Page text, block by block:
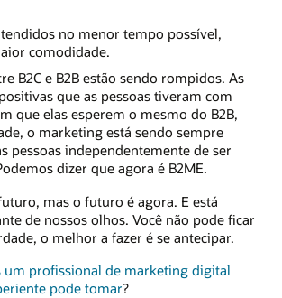
no menor tempo possível,
comodidade.
B2C e B2B estão sendo rompidos. As
que as pessoas tiveram com
que elas esperem o mesmo do B2B,
o marketing está sendo sempre
pessoas independentemente de ser
dizer que agora é B2ME.
mas o futuro é agora. E está
de nossos olhos. Você não pode ficar
o melhor a fazer é se antecipar.
um profissional de marketing digital
pode tomar?